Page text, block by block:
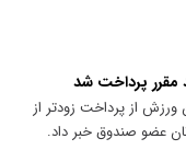
مقرر پرداخت شد
از پرداخت زودتر از
عضو صندوق خبر داد.